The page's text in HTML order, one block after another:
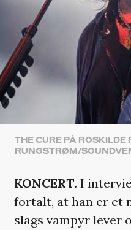
THE CURE PÅ ROSKILDE
RUNGSTRØM/
KONCERT. I
fortalt, at han er et
slags vampyr lever